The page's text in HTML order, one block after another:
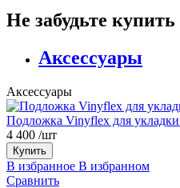
Не забудьте купить
Аксессуары
Аксессуары
Подложка Vinyflex для
4 400 /шт
Купить
В избранное В избранном
Сравнить